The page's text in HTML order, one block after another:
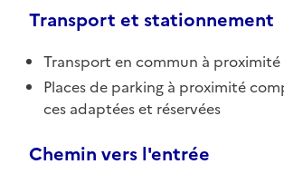
Transport et stationnement
Transport en commun à proximité
Places de parking à proximité
ces adaptées et réservées
Chemin vers l'entrée